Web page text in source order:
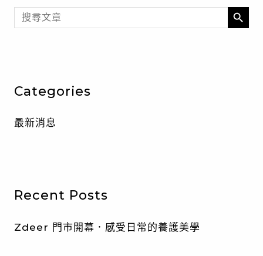
Search
for:
SEARCH
Categories
最新消息
Recent Posts
Zdeer 門市開幕．感受日常的養護美學